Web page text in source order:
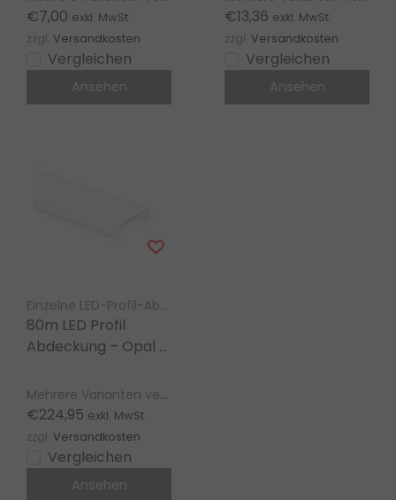
€7,00 exkl. MwSt.
zzgl. Versandkosten
Vergleichen
Ansehen
323SCHWARZ
€13,36 exkl. MwSt.
zzgl. Versandkosten
Vergleichen
Ansehen
Einzelne LED-Profil-Abdeckung LED Gigant
80m LED Profil
Abdeckung – Opal –
300/400, T3H
Homam, T3 Deneb
Mehrere Varianten verfügbar
€224,95 exkl. MwSt.
zzgl. Versandkosten
Vergleichen
Ansehen